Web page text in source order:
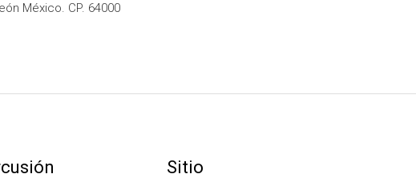
México. CP. 64000
Sitio